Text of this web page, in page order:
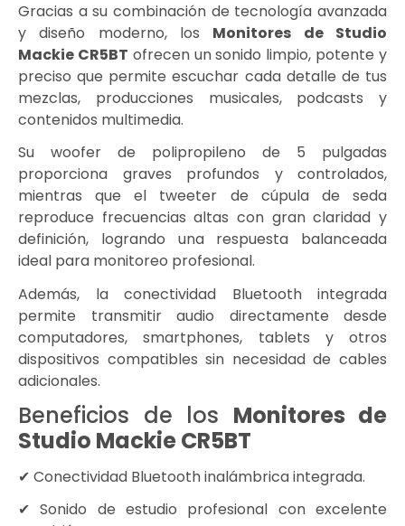
Gracias a su combinación de tecnología avanzada
y diseño moderno, los Monitores de Studio
Mackie CR5BT ofrecen un sonido limpio, potente y
preciso que permite escuchar cada detalle de tus
mezclas, producciones musicales, podcasts y
contenidos multimedia.
Su woofer de polipropileno de 5 pulgadas
proporciona graves profundos y controlados,
mientras que el tweeter de cúpula de seda
reproduce frecuencias altas con gran claridad y
definición, logrando una respuesta balanceada
ideal para monitoreo profesional.
Además, la conectividad Bluetooth integrada
permite transmitir audio directamente desde
computadores, smartphones, tablets y otros
dispositivos compatibles sin necesidad de cables
adicionales.
Beneficios de los Monitores de
Studio Mackie CR5BT
✔ Conectividad Bluetooth inalámbrica integrada.
✔ Sonido de estudio profesional con excelente